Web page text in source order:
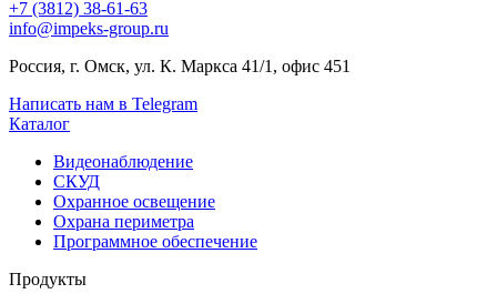
+7 (3812) 38-61-63
info@impeks-group.ru
Россия, г. Омск, ул. К. Маркса 41/1, офис 451
Написать нам в Telegram
Каталог
Видеонаблюдение
СКУД
Охранное освещение
Охрана периметра
Программное обеспечение
Продукты